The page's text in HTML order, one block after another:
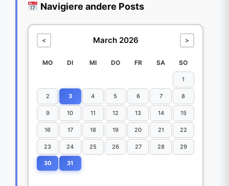
Navigiere andere Posts
< March 2026 >
MO DI MI DO FR SA SO
1
2 3 4 5 6 7 8
9 10 11 12 13 14 15
16 17 18 19 20 21 22
23 24 25 26 27 28 29
30 31